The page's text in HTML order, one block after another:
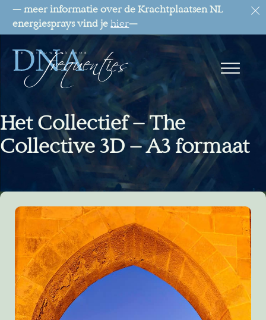
— meer informatie over de Krachtplaatsen NL
energiesprays vind jehier—
Het Collectief – The
Collective 3D – A3 formaat